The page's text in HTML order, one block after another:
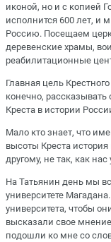
иконой, но и с копией
исполнится 600 лет, и
Россию. Посещаем
деревенские храмы,
реабилитационные
Главная цель
конечно, рассказывать
Креста в истории
Мало кто знает, что
высоты Креста
другому, не так, как
На Татьянин день мы
университете
университета, чтобы
высказали свое
подошли ко мне со